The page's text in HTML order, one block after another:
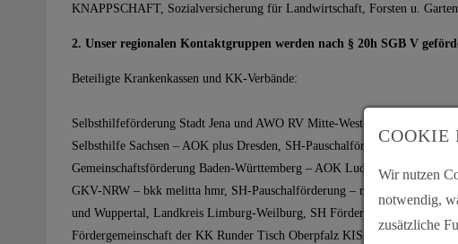
KNAPPSCHAFT, Sozialversicherung für Landwirtschaft, Forsten u.
2. Unser regionalen Kontaktgruppen werden nach § 20h SGB V
Beteiligte Krankenkassen und KK-Verbände:
Selbsthilfeförderung Stadt Jena und AWO RV Mitte-West-Thüringen/IKOS
Selbsthilfe Sachsen – AOK plus Dresden, SH-Pauschalförderung Verband
Gemeinschaftsförderung Baden-Württemberg – AOK Ludwigsburg-Rems-
GKV-NRW – bkk melitta hmr, SH-Pauschalförderung – regionale
und Wuppertal, Landkreis Limburg-Weilburg, SH Förderung ZBFS
Fördergemeinschaft der KK Runder Tisch Oberpfalz KISS Regensburg,
COOKIE
Wir nutzen
notwendig,
zusätzliche